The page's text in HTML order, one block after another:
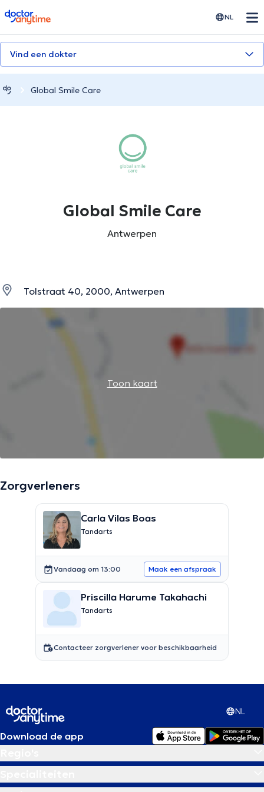
doctoranytime NL
Vind een dokter
Global Smile Care
Global Smile Care
Antwerpen
Tolstraat 40, 2000, Antwerpen
Toon kaart
Zorgverleners
Carla Vilas Boas
Tandarts
Vandaag om 13:00 Maak een afspraak
Priscilla Harume Takahachi
Tandarts
Contacteer zorgverlener voor beschikbaarheid
NL
Download de app